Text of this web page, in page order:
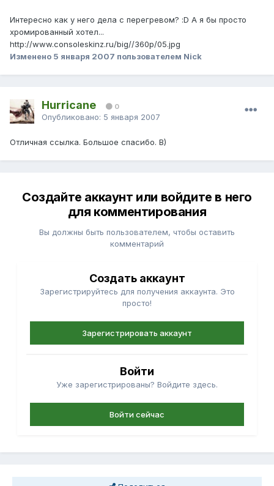
Интересно как у него дела с перегревом? :D А я бы просто
хромированный хотел...
http://www.consoleskinz.ru/big//360p/05.jpg
Изменено 5 января 2007 пользователем Nick
Hurricane 0
Опубликовано: 5 января 2007
Отличная ссылка. Большое спасибо. B)
Создайте аккаунт или войдите в него
для комментирования
Вы должны быть пользователем, чтобы оставить
комментарий
Создать аккаунт
Зарегистрируйтесь для получения аккаунта. Это
просто!
Зарегистрировать аккаунт
Войти
Уже зарегистрированы? Войдите здесь.
Войти сейчас